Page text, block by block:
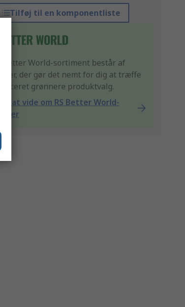
Tilføj til en komponentliste
Better World-sortiment består af
der gør det nemt for dig at træffe
grønnere produktvalg.
at vide om RS Better World-